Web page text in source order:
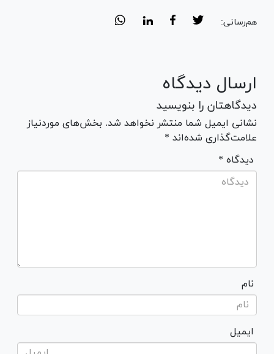
هم‌رسانی:
ارسال دیدگاه
دیدگاهتان را بنویسید
نشانی ایمیل شما منتشر نخواهد شد. بخش‌های موردنیاز
علامت‌گذاری شده‌اند *
* دیدگاه
نام
ایمیل